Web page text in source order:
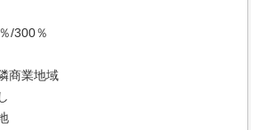
/300％
商業地域